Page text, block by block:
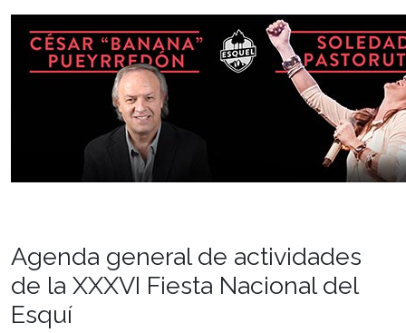
Agenda general de actividades
de la XXXVI Fiesta Nacional del
Esquí